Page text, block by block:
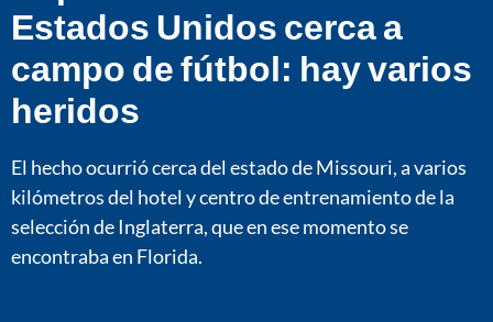
Estados Unidos cerca a
campo de fútbol: hay varios
heridos
El hecho ocurrió cerca del estado de Missouri, a varios
kilómetros del hotel y centro de entrenamiento de la
selección de Inglaterra, que en ese momento se
encontraba en Florida.